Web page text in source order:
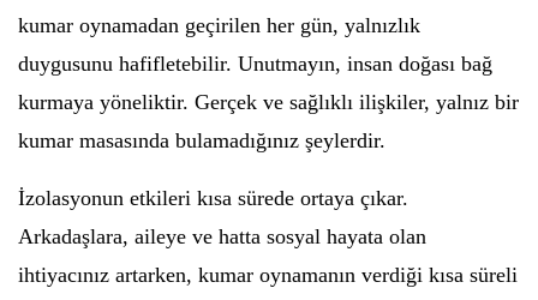
kumar oynamadan geçirilen her gün, yalnızlık
duygusunu hafifletebilir. Unutmayın, insan doğası bağ
kurmaya yöneliktir. Gerçek ve sağlıklı ilişkiler, yalnız bir
kumar masasında bulamadığınız şeylerdir.
İzolasyonun etkileri kısa sürede ortaya çıkar.
Arkadaşlara, aileye ve hatta sosyal hayata olan
ihtiyacınız artarken, kumar oynamanın verdiği kısa süreli